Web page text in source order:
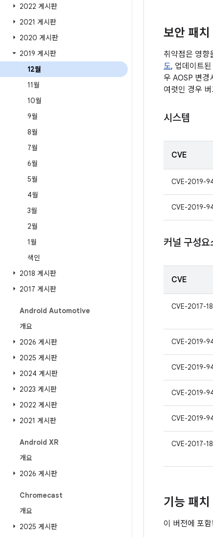
2022 게시판
2021 게시판
2020 게시판
2019 게시판
12월
11월
10월
9월
8월
7월
6월
5월
4월
3월
2월
1월
색인
2018 게시판
2017 게시판
Android Automotive
개요
2026 게시판
2025 게시판
2024 게시판
2023 게시판
2022 게시판
2021 게시판
Android XR
개요
2026 게시판
Chromecast
개요
2025 게시판
보안 패치
취약점은 영향
도, 업데이트
우 AOSP 변경
여럿인 경우
시스템
CVE
CVE-2019-
CVE-2019-
커널 구성요
CVE
CVE-2017-
CVE-2019-
CVE-2019-
CVE-2019-
CVE-2019-
CVE-2017-
기능 패치
이 버전에 포